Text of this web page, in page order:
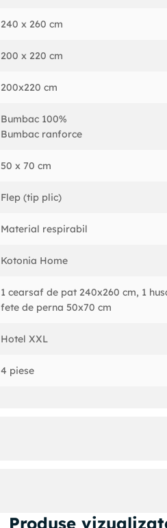
240 x 260 cm
200 x 220 cm
200x220 cm
Bumbac 100%
Bumbac ranforce
50 x 70 cm
Flep (tip plic)
Material respirabil
Kotonia Home
1 cearsaf de pat 240x260 cm, 1
fete de perna 50x70 cm
Hotel XXL
4 piese
Produse